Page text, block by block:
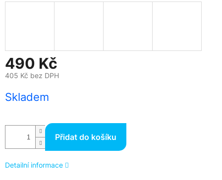
490 Kč
405 Kč bez DPH
cena:
Skladem
Přidat do košíku
Detailní informace